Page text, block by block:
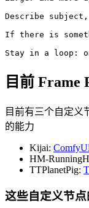
Describe
If there is
Stay in a loop:
目前 Frame
目前有三个自定义
的能力
Kijai:
HM-
TTPlanetPig:
这些自定义节点